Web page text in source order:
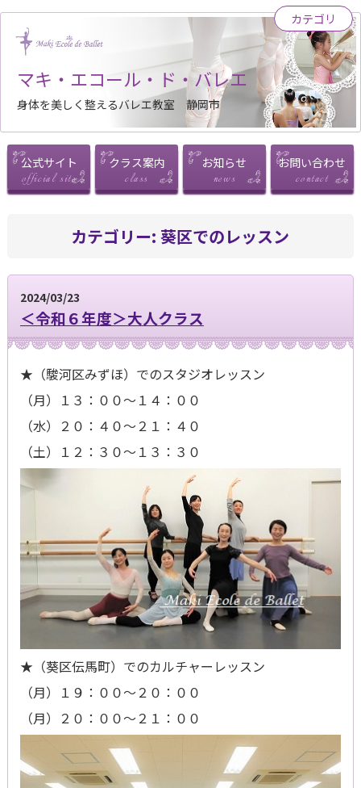
マキ・エコール・ド・バレエ
身体を美しく整えるバレエ教室 静岡市
カテゴリ
公式サイト クラス案内 お知らせ お問い合わせ
カテゴリー:葵区でのレッスン
2024/03/23
＜令和６年度＞大人クラス
★（駿河区みずほ）でのスタジオレッスン
（月）１３：００～１４：００
（水）２０：４０～２１：４０
（土）１２：３０～１３：３０
★（葵区伝馬町）でのカルチャーレッスン
（月）１９：００～２０：００
（月）２０：００～２１：００